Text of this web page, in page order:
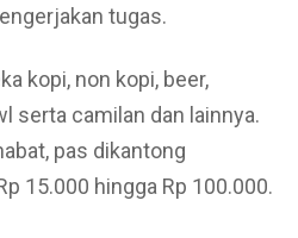
tugas.
kopi, non kopi, beer,
serta camilan dan lainnya.
pas dikantong
15.000 hingga Rp 100.000.